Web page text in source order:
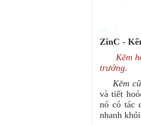
ZinC -
Kẽm hỗ
trưởng.
Kẽm
và tiết
nó có tác
nhanh